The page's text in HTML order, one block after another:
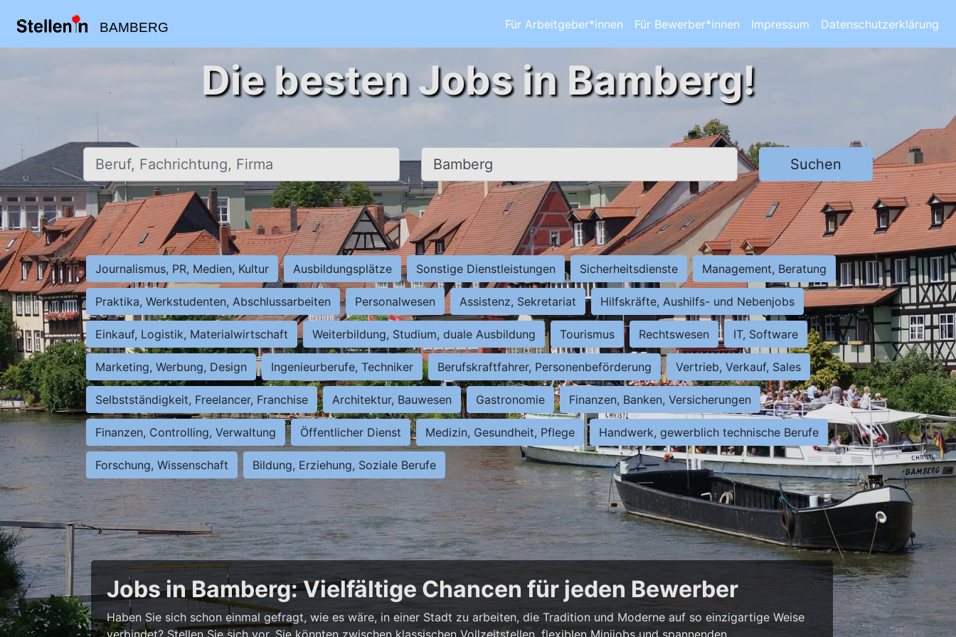
BAMBERG Für Arbeitgeber*innen Für Bewerber*innen Impressum Datenschutzerklärung
Die besten Jobs in Bamberg!
Beruf, Fachrichtung, Firma Ort, Stadt Suchen
Journalismus, PR, Medien, Kultur Ausbildungsplätze Sonstige Dienstleistungen Sicherheitsdienste Management, Beratung
Praktika, Werkstudenten, Abschlussarbeiten Personalwesen Assistenz, Sekretariat Hilfskräfte, Aushilfs- und Nebenjobs
Einkauf, Logistik, Materialwirtschaft Weiterbildung, Studium, duale Ausbildung Tourismus Rechtswesen IT, Software
Marketing, Werbung, Design Ingenieurberufe, Techniker Berufskraftfahrer, Personenbeförderung Vertrieb, Verkauf, Sales
Selbstständigkeit, Freelancer, Franchise Architektur, Bauwesen Gastronomie Finanzen, Banken, Versicherungen
Finanzen, Controlling, Verwaltung Öffentlicher Dienst Medizin, Gesundheit, Pflege Handwerk, gewerblich technische Berufe
Forschung, Wissenschaft Bildung, Erziehung, Soziale Berufe
Jobs in Bamberg: Vielfältige Chancen für jeden Bewerber
Haben Sie sich schon einmal gefragt, wie es wäre, in einer Stadt zu arbeiten, die Tradition und Moderne auf so einzigartige Weise